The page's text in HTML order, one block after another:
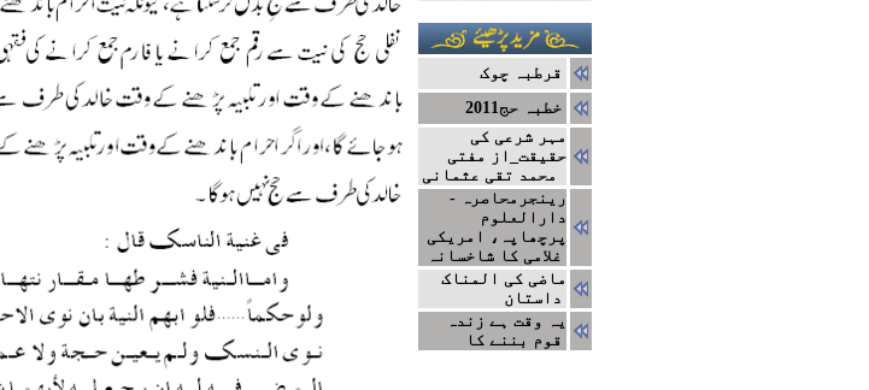
قرطبہ چوک
2011خطبہ حج
مہر شرعی کی
حقیقت_از مفتی
رینجرمحاصرہ -
دارالعلوم
پرچھاپہ، امریکی
غلامی کا شاخسانہ
ماضی کی المناک
داستان
یہ وقت ہے زندہ
قوم بننے کا